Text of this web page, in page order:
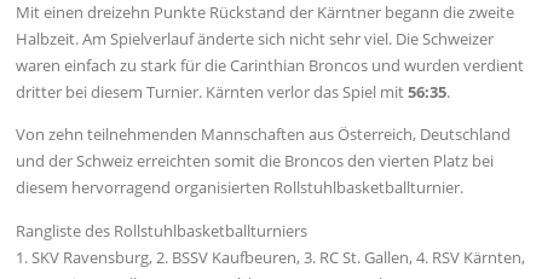
Mit einen dreizehn Punkte Rückstand der Kärntner begann die zweite
Halbzeit. Am Spielverlauf änderte sich nicht sehr viel. Die Schweizer
waren einfach zu stark für die Carinthian Broncos und wurden verdient
dritter bei diesem Turnier. Kärnten verlor das Spiel mit56:35.
Von zehn teilnehmenden Mannschaften aus Österreich, Deutschland
und der Schweiz erreichten somit die Broncos den vierten Platz bei
diesem hervorragend organisierten Rollstuhlbasketballturnier.
Rangliste des Rollstuhlbasketballturniers
1. SKV Ravensburg, 2. BSSV Kaufbeuren, 3. RC St. Gallen, 4. RSV Kärnten,